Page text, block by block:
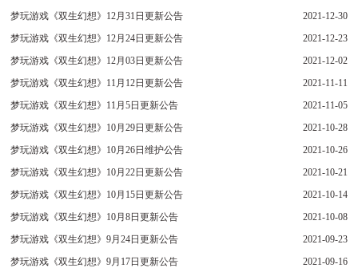
2021-12-30
梦玩游戏《双生幻想》12月31日更新公告
2021-12-23
梦玩游戏《双生幻想》12月24日更新公告
2021-12-02
梦玩游戏《双生幻想》12月03日更新公告
2021-11-11
梦玩游戏《双生幻想》11月12日更新公告
2021-11-05
梦玩游戏《双生幻想》11月5日更新公告
2021-10-28
梦玩游戏《双生幻想》10月29日更新公告
2021-10-26
梦玩游戏《双生幻想》10月26日维护公告
2021-10-21
梦玩游戏《双生幻想》10月22日更新公告
2021-10-14
梦玩游戏《双生幻想》10月15日更新公告
2021-10-08
梦玩游戏《双生幻想》10月8日更新公告
2021-09-23
梦玩游戏《双生幻想》9月24日更新公告
2021-09-16
梦玩游戏《双生幻想》9月17日更新公告